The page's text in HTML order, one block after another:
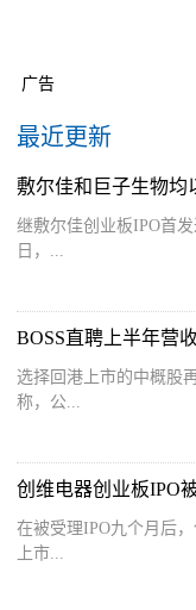
广告
最近更新
继敷尔佳创业板IPO首
日，...
选择回港上市的中概股
称，公...
在被受理IPO九个月后
上市...